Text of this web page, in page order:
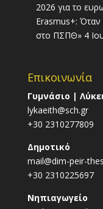
2026 για το
Erasmus+: Όταν
στο ΠΣΠΘ» 4
Επικοινωνία
Γυμνάσιο |
lykaeith@sch.gr
+30 2310277809
Δημοτικό
mail@dim-peir-
+30 2310225697
Νηπιαγωγείο